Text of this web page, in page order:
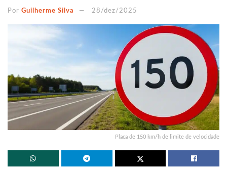
Por Guilherme Silva 28/dez/2025
Placa de 150 km/h de limite de velocidade